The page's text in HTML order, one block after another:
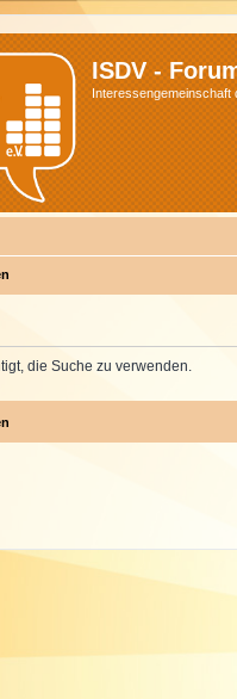
ISDV -
Interessengemeinschaft
die Suche zu verwenden.